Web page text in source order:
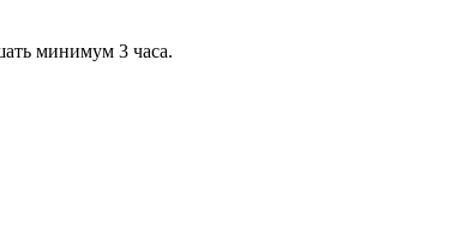
минимум 3 часа.